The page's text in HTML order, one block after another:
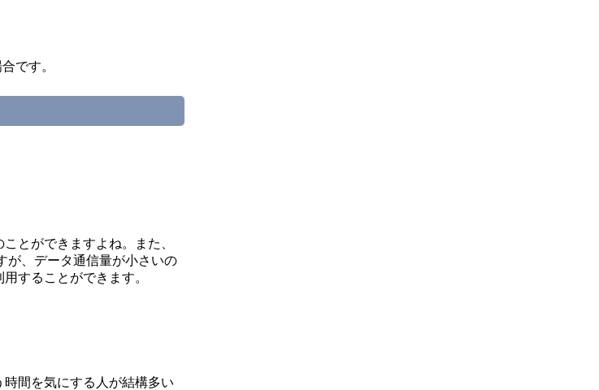
です。
とができますよね。また、
が、データ通信量が小さいの
することができます。
間を気にする人が結構多い